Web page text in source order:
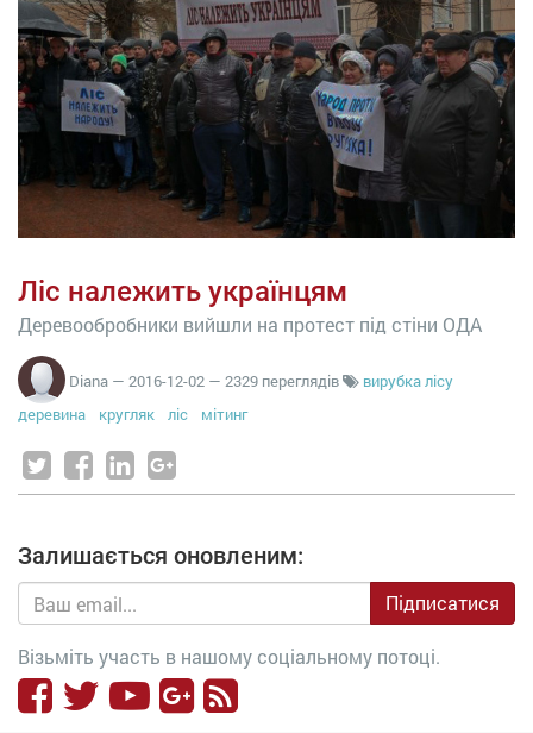
Ліс належить українцям
Деревообробники вийшли на протест під стіни ОДА
Diana — 2016-12-02 — 2329 переглядів
вирубка лісу
деревина
кругляк ліс мітинг
Залишається оновленим:
Підписатися
Візьміть участь в нашому соціальному потоці.